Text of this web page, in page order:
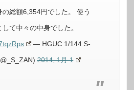
の総額6,354円でした。 使う
て中々の中身でした。
— HGUC 1/144 S-
2014, 1月 1